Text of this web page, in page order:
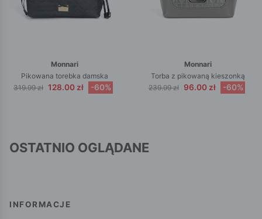
Monnari
Pikowana torebka damska
319.99 zł 128.00 zł -60%
Monnari
Torba z pikowaną kieszonką
239.99 zł 96.00 zł -60%
OSTATNIO OGLĄDANE
INFORMACJE